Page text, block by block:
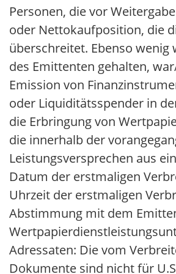
Datum der erstmaligen
Uhrzeit der erstmaligen
Abstimmung mit dem
Adressaten: Die vom
Dokumente sind nicht für